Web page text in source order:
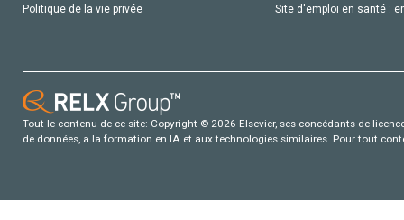
Politique de la vie privée
Site d'emploi en santé :
Tout le contenu de ce site: Copyright © 2026 Elsevier, ses concédants de
de données, a la formation en IA et aux technologies similaires. Pour tout